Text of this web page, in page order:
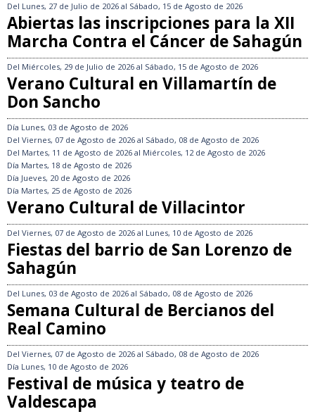
Del Lunes, 27 de Julio de 2026 al Sábado, 15 de Agosto de 2026
Abiertas las inscripciones para la XII
Marcha Contra el Cáncer de Sahagún
Del Miércoles, 29 de Julio de 2026 al Sábado, 15 de Agosto de 2026
Verano Cultural en Villamartín de
Don Sancho
Día Lunes, 03 de Agosto de 2026
Del Viernes, 07 de Agosto de 2026 al Sábado, 08 de Agosto de 2026
Del Martes, 11 de Agosto de 2026 al Miércoles, 12 de Agosto de 2026
Día Martes, 18 de Agosto de 2026
Día Jueves, 20 de Agosto de 2026
Día Martes, 25 de Agosto de 2026
Verano Cultural de Villacintor
Del Viernes, 07 de Agosto de 2026 al Lunes, 10 de Agosto de 2026
Fiestas del barrio de San Lorenzo de
Sahagún
Del Lunes, 03 de Agosto de 2026 al Sábado, 08 de Agosto de 2026
Semana Cultural de Bercianos del
Real Camino
Del Viernes, 07 de Agosto de 2026 al Sábado, 08 de Agosto de 2026
Día Lunes, 10 de Agosto de 2026
Festival de música y teatro de
Valdescapa